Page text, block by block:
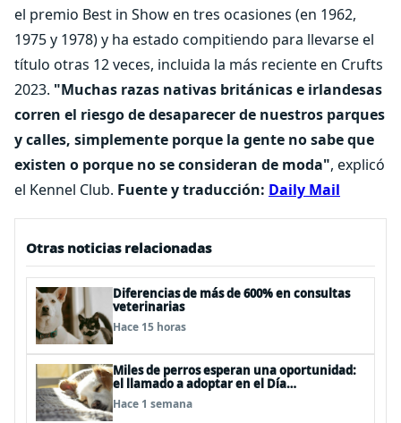
el premio Best in Show en tres ocasiones (en 1962,
1975 y 1978) y ha estado compitiendo para llevarse el
título otras 12 veces, incluida la más reciente en Crufts
2023. "Muchas razas nativas británicas e irlandesas
corren el riesgo de desaparecer de nuestros parques
y calles, simplemente porque la gente no sabe que
existen o porque no se consideran de moda", explicó
el Kennel Club. Fuente y traducción: Daily Mail
Otras noticias relacionadas
Diferencias de más de 600% en consultas
veterinarias
Hace 15 horas
Miles de perros esperan una oportunidad:
el llamado a adoptar en el Día
Internacional del Perro Callejero
Hace 1 semana